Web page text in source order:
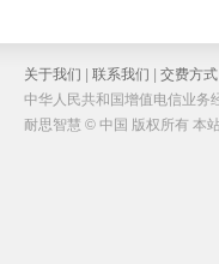
关于我们 联系我们 交费方式
中华人民共和国增值电信业
耐思智慧 © 中国 版权所有 本